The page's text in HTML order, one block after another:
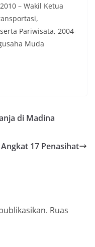
– Wakil Ketua
Pariwisata, 2004-
Muda
di Madina
17 Penasihat
Ruas